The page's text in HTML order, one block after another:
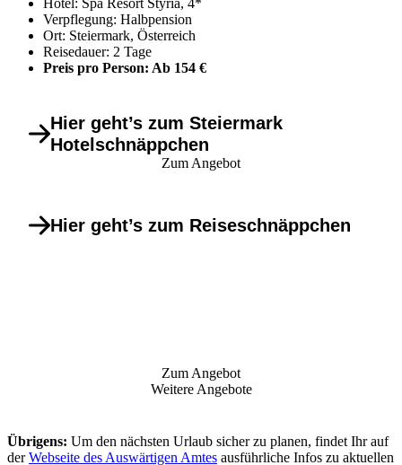
Verpflegung: Halbpension
Ort: Steiermark, Österreich
Reisedauer: 2 Tage
Preis pro Person: Ab 154 €
Hier geht’s zum Steiermark
Hotelschnäppchen
Zum Angebot
Hier geht’s zum Reiseschnäppchen
Zum Angebot
Weitere Angebote
Übrigens: Um den nächsten Urlaub sicher zu planen, findet Ihr auf
derWebseite des Auswärtigen Amtes ausführliche Infos zu aktuellen